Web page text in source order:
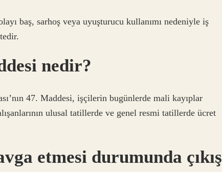
baş, sarhoş veya uyuşturucu kullanımı nedeniyle iş
nedir?
47. Maddesi, işçilerin bugünlerde mali kayıplar
ulusal tatillerde ve genel resmi tatillerde ücret
etmesi durumunda çıkış